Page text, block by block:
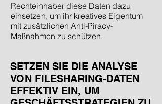
Rechteinhaber diese Daten dazu
einsetzen, um ihr kreatives Eigentum
mit zusätzlichen Anti-Piracy-
Maßnahmen zu schützen.
SETZEN SIE DIE ANALYSE
VON FILESHARING-DATEN
EFFEKTIV EIN, UM